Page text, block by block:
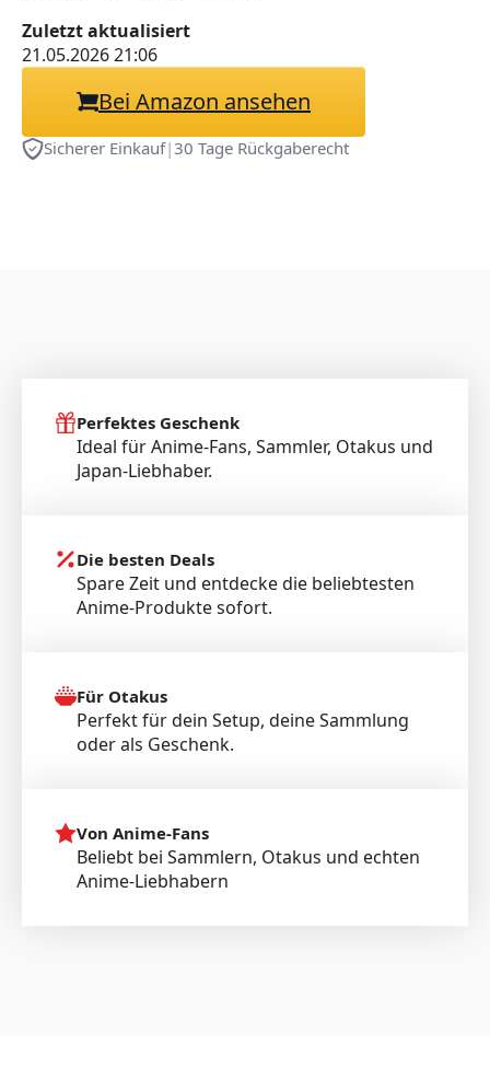
Zuletzt aktualisiert
21.05.2026 21:06
Bei Amazon ansehen
Sicherer Einkauf|30 Tage Rückgaberecht
Perfektes Geschenk
Ideal für Anime-Fans, Sammler, Otakus und
Japan-Liebhaber.
Die besten Deals
Spare Zeit und entdecke die beliebtesten
Anime-Produkte sofort.
Für Otakus
Perfekt für dein Setup, deine Sammlung
oder als Geschenk.
Von Anime-Fans
Beliebt bei Sammlern, Otakus und echten
Anime-Liebhabern